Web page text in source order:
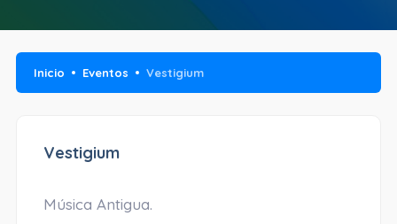
Inicio Eventos Vestigium
Vestigium
Música Antigua.